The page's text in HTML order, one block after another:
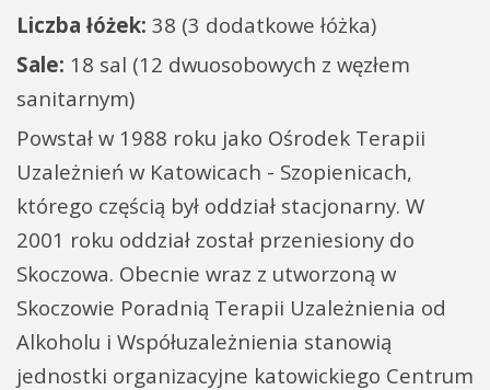
Liczba łóżek: 38 (3 dodatkowe łóżka)
Sale: 18 sal (12 dwuosobowych z węzłem
sanitarnym)
Powstał w 1988 roku jako Ośrodek Terapii
Uzależnień w Katowicach - Szopienicach,
którego częścią był oddział stacjonarny. W
2001 roku oddział został przeniesiony do
Skoczowa. Obecnie wraz z utworzoną w
Skoczowie Poradnią Terapii Uzależnienia od
Alkoholu i Współuzależnienia stanowią
jednostki organizacyjne katowickiego Centrum